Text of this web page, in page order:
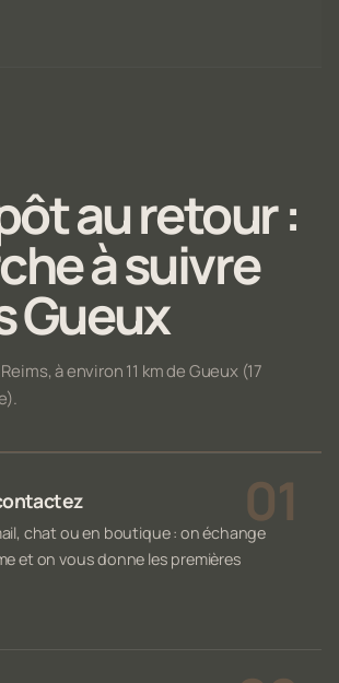
au retour :
à suivre
Gueux
à environ 11 km de Gueux (17
chat ou en boutique : on échange
et on vous donne les premières